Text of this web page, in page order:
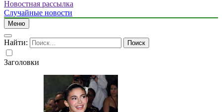
Новостная рассылка
Случайные новости
Меню
Найти:
Заголовки